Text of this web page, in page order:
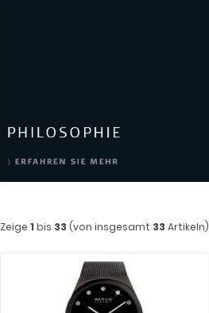
Zeige 1 bis 33 (von insgesamt 33 Artikeln)